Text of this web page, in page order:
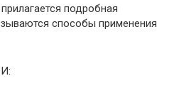
подробная
способы применения